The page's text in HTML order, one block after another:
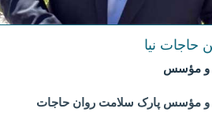
حاجات نیا
و مؤسس
و مؤسس پارک سلامت روان حاجات